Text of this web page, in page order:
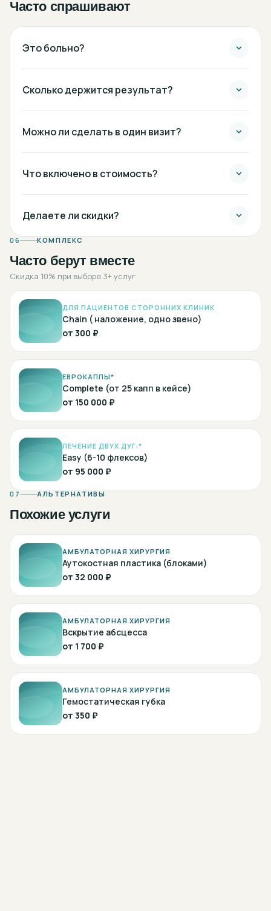
Часто спрашивают
Это больно?
Сколько держится результат?
Можно ли сделать в один визит?
Что включено в стоимость?
Делаете ли скидки?
06 КОМПЛЕКС
Часто берут вместе
Скидка 10% при выборе 3+ услуг
ДЛЯ ПАЦИЕНТОВ СТОРОННИХ КЛИНИК
Chain ( наложение, одно звено)
от 300 ₽
ЕВРОКАППЫ*
Complete (от 25 капп в кейсе)
от 150 000 ₽
ЛЕЧЕНИЕ ДВУХ ДУГ:*
Easy (6-10 флексов)
от 95 000 ₽
07 АЛЬТЕРНАТИВЫ
Похожие услуги
АМБУЛАТОРНАЯ ХИРУРГИЯ
Аутокостная пластика (блоками)
от 32 000 ₽
АМБУЛАТОРНАЯ ХИРУРГИЯ
Вскрытие абсцесса
от 1 700 ₽
АМБУЛАТОРНАЯ ХИРУРГИЯ
Гемостатическая губка
от 350 ₽